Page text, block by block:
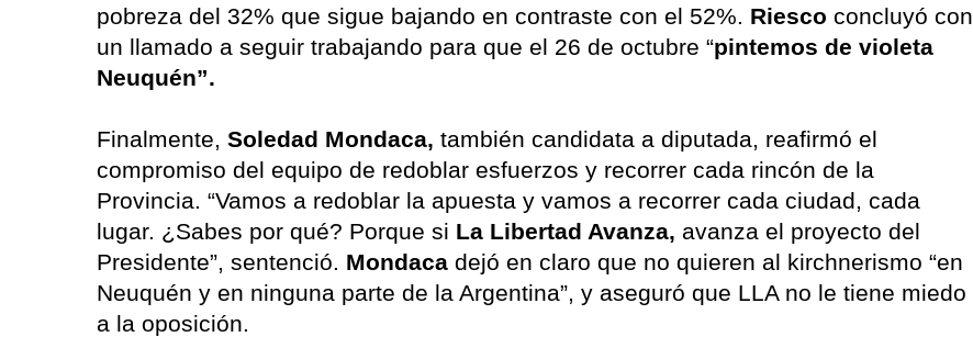
pobreza del 32% que sigue bajando en contraste con el 52%. Riesco concluyó con
un llamado a seguir trabajando para que el 26 de octubre “pintemos de violeta
Neuquén”.
Finalmente, Soledad Mondaca, también candidata a diputada, reafirmó el
compromiso del equipo de redoblar esfuerzos y recorrer cada rincón de la
Provincia. “Vamos a redoblar la apuesta y vamos a recorrer cada ciudad, cada
lugar. ¿Sabes por qué? Porque si La Libertad Avanza, avanza el proyecto del
Presidente”, sentenció. Mondaca dejó en claro que no quieren al kirchnerismo “en
Neuquén y en ninguna parte de la Argentina”, y aseguró que LLA no le tiene miedo
a la oposición.